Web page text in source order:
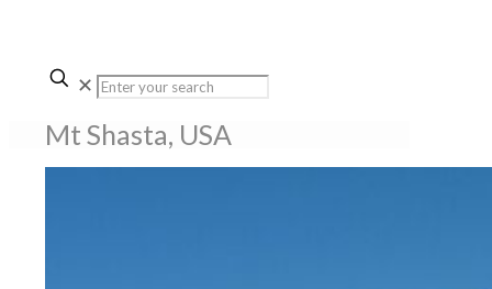
✕
Mt Shasta, USA